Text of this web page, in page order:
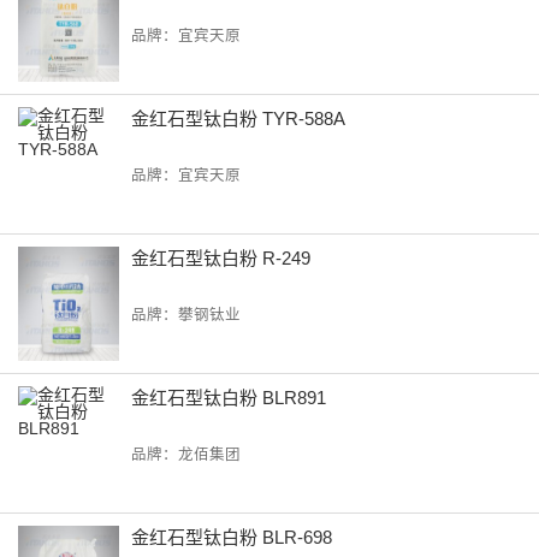
品牌：宜宾天原
金红石型钛白粉 TYR-588A
品牌：宜宾天原
金红石型钛白粉 R-249
品牌：攀钢钛业
金红石型钛白粉 BLR891
品牌：龙佰集团
金红石型钛白粉 BLR-698